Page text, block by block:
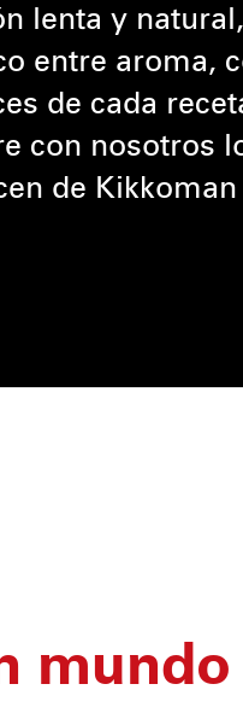
lenta y natural,
entre aroma,
de cada
con nosotros
de Kikkoman